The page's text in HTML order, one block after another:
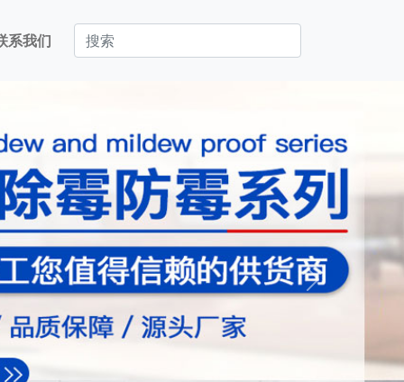
系我们
Next